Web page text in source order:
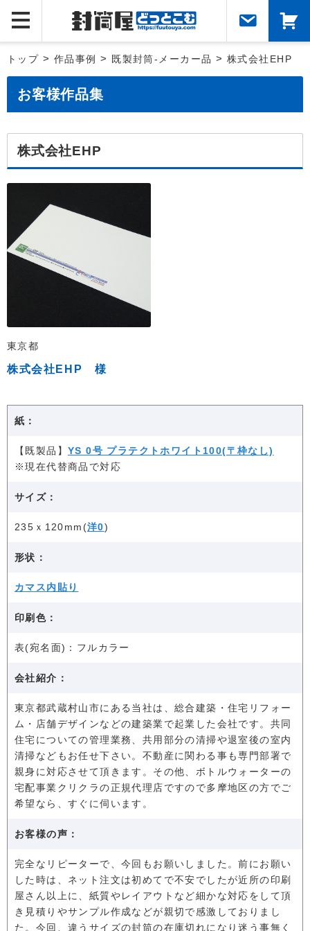
トップ > 作品事例 > 既製封筒-メーカー品 > 株式会社EHP
お客様作品集
株式会社EHP
東京都
株式会社EHP 様
紙：
【既製品】YS 0号 プラテクトホワイト100(〒枠なし)
※現在代替商品で対応
サイズ：
235ｘ120mm(洋0)
形状：
カマス内貼り
印刷色：
表(宛名面)：フルカラー
会社紹介：
東京都武蔵村山市にある当社は、総合建築・住宅リフォー
ム・店舗デザインなどの建築業で起業した会社です。共同
住宅についての管理業務、共用部分の清掃や退室後の室内
清掃などもお任せ下さい。不動産に関わる事も専門部署で
親身に対応させて頂きます。その他、ボトルウォーターの
宅配事業クリクラの正規代理店ですので多摩地区の方でご
希望なら、すぐに伺います。
お客様の声：
完全なリピーターで、今回もお願いしました。前にお願い
した時は、ネット注文は初めてで不安でしたが近所の印刷
屋さん以上に、紙質やレイアウトなど細かな対応をして頂
き見積りやサンプル作成などが親切で感激しておりまし
た。今回、違うサイズの封筒の在庫切れになり迷う事無く